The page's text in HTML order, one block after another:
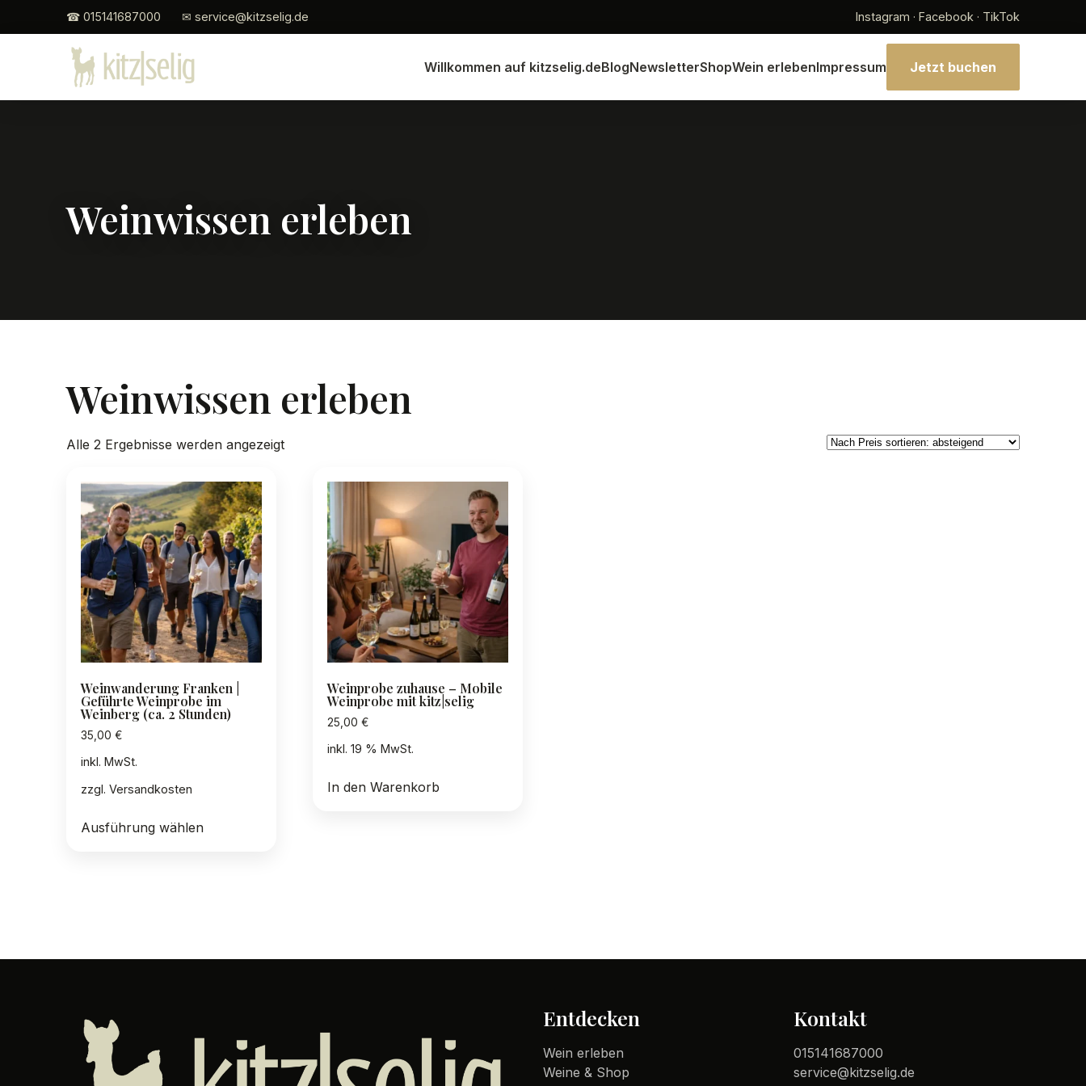
☎ 015141687000 ✉ service@kitzselig.de Instagram · Facebook · TikTok
Willkommen auf kitzselig.deBlogNewsletterShopWein erlebenImpressum Jetzt buchen
Weinwissen erleben
Weinwissen erleben
Alle 2 Ergebnisse werden angezeigtNach
sortiert:
absteigend
Weinwanderung Franken |
Geführte Weinprobe im
Weinberg (ca. 2 Stunden)
35,00 €
inkl. MwSt.
zzgl. Versandkosten
Ausführung wählenProdukt
gewählt
werden
Weinprobe zuhause – Mobile
Weinprobe mit kitz|selig
25,00€
inkl. 19 % MwSt.
In den Warenkorb
Entdecken
Wein erleben
Weine & Shop
Kontakt
015141687000
service@kitzselig.de